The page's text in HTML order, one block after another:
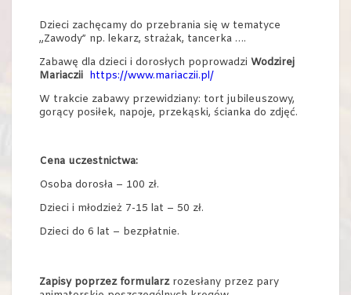
Dzieci zachęcamy do przebrania się w tematyce
„Zawody” np. lekarz, strażak, tancerka ….
Zabawę dla dzieci i dorosłych poprowadzi Wodzirej
Mariaczii https://www.mariaczii.pl/
W trakcie zabawy przewidziany: tort jubileuszowy,
gorący posiłek, napoje, przekąski, ścianka do zdjęć.
Cena uczestnictwa:
Osoba dorosła – 100 zł.
Dzieci i młodzież 7-15 lat – 50 zł.
Dzieci do 6 lat – bezpłatnie.
Zapisy poprzez formularzrozesłany przez pary